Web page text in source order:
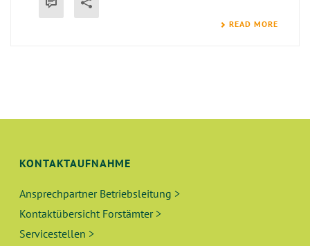
READ MORE
KONTAKTAUFNAHME
Ansprechpartner Betriebsleitung >
Kontaktübersicht Forstämter >
Servicestellen >